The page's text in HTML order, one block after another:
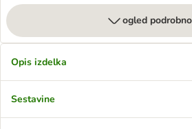
ogled
Opis izdelka
Sestavine